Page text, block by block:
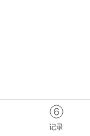
记录